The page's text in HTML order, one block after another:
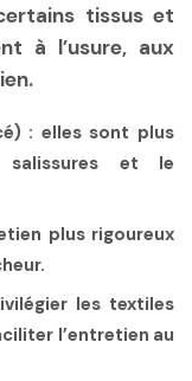
tissus et
à l’usure, aux
: elles sont plus
salissures et le
plus rigoureux
les textiles
l’entretien au